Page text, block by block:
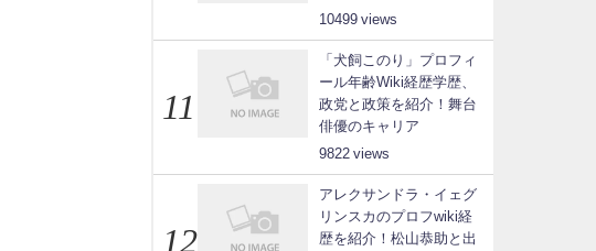
10499
「犬飼このり」プロフィ
ール年齢Wiki経歴学歴、
政党と政策を紹介！舞台
俳優のキャリア
9822
アレクサンドラ・イェグ
リンスカのプロフwiki経
歴を紹介！松山恭助と出